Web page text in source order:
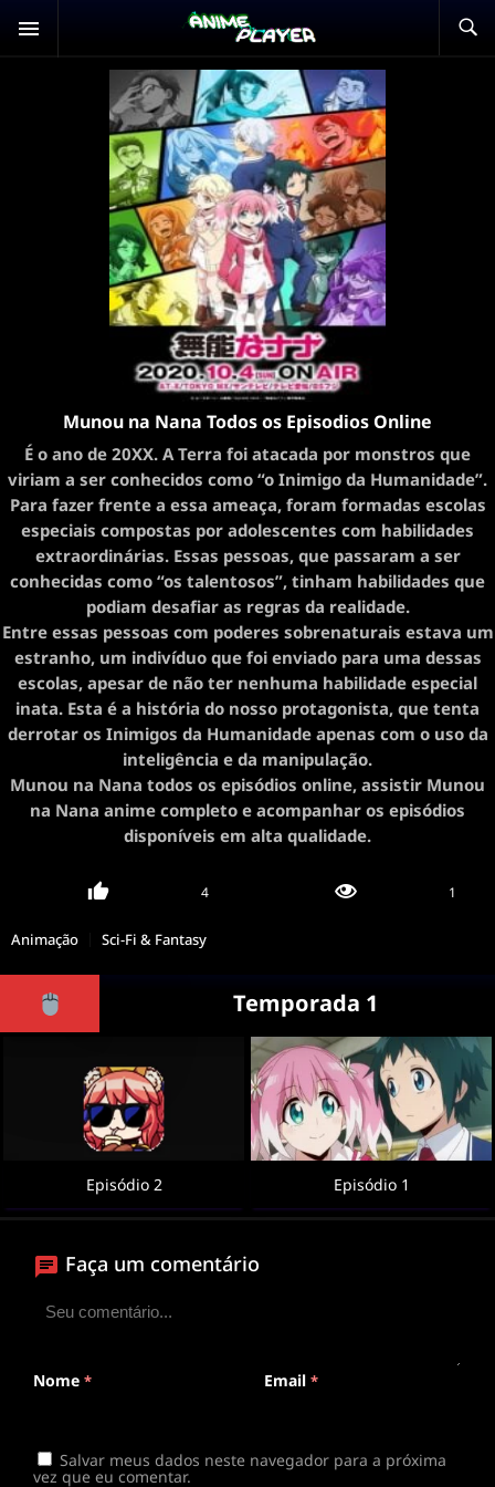
Munou na Nana Todos os Episodios Online
É o ano de 20XX. A Terra foi atacada por monstros que
viriam a ser conhecidos como “o Inimigo da Humanidade”.
Para fazer frente a essa ameaça, foram formadas escolas
especiais compostas por adolescentes com habilidades
extraordinárias. Essas pessoas, que passaram a ser
conhecidas como “os talentosos”, tinham habilidades que
podiam desafiar as regras da realidade.
Entre essas pessoas com poderes sobrenaturais estava um
estranho, um indivíduo que foi enviado para uma dessas
escolas, apesar de não ter nenhuma habilidade especial
inata. Esta é a história do nosso protagonista, que tenta
derrotar os Inimigos da Humanidade apenas com o uso da
inteligência e da manipulação.
Munou na Nana todos os episódios online, assistir Munou
na Nana anime completo e acompanhar os episódios
disponíveis em alta qualidade.
4 1
Animação Sci-Fi & Fantasy
Temporada 1
Episódio 2 Episódio 1
Faça um comentário
Nome * Email *
Salvar meus dados neste navegador para a próxima
vez que eu comentar.